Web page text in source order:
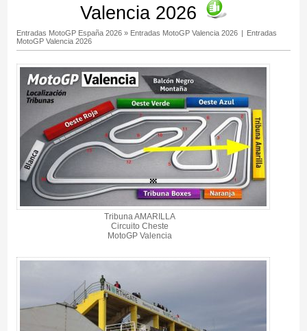
Valencia 2026
Entradas MotoGP España 2026» Entradas MotoGP Valencia 2026 | Entradas
MotoGP Valencia 2026
Tribuna AMARILLA
Circuito Cheste
MotoGP Valencia